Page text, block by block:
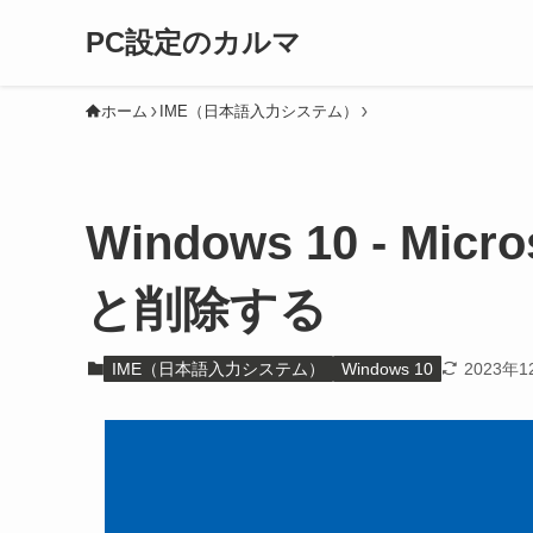
PC設定のカルマ
ホーム IME（日本語入力システム）
Windows 10 -
と削除する
IME（日本語入力システム） Windows 10 2023年